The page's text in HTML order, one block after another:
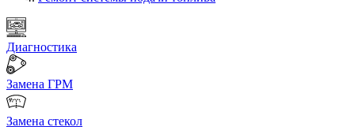
Диагностика
Замена ГРМ
Замена стекол